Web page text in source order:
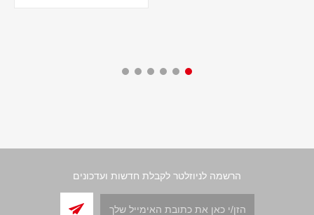
הרשמה לניוזלטר לקבלת חדשות ועדכונים